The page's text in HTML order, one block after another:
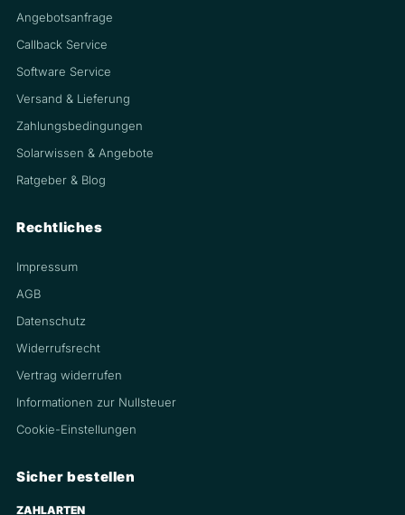
Angebotsanfrage
Callback Service
Software Service
Versand & Lieferung
Zahlungsbedingungen
Solarwissen & Angebote
Ratgeber & Blog
Rechtliches
Impressum
AGB
Datenschutz
Widerrufsrecht
Vertrag widerrufen
Informationen zur Nullsteuer
Cookie-Einstellungen
Sicher bestellen
ZAHLARTEN